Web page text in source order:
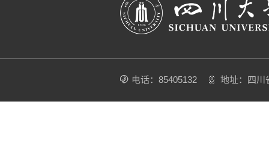
电话：85405132 地址：四川